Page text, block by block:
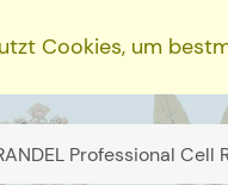
Cookies, um